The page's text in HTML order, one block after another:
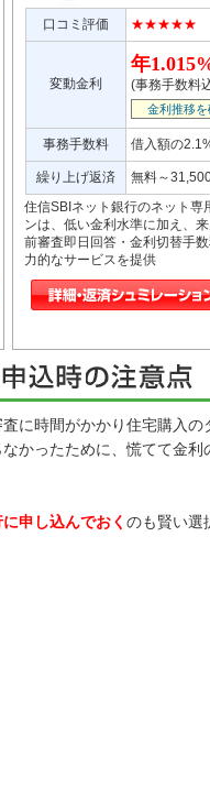
口コミ評価 ★★★★★
変動金利
年
(事務手数料
金利推移を
事務手数料 借入額の
繰り上げ返済
無料～
住信SBIネット銀行のネット専
ンは、低い金利水準に加え、
前審査即日回答・金利切替手
力的なサービスを提供
に時間がかかり住宅購入
かったために、慌てて金
申し込んでおく のも賢い選